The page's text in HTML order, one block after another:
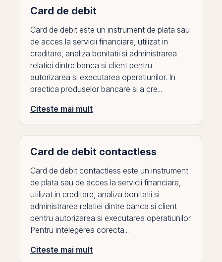
Card de debit
Card de debit este un instrument de plata sau
de acces la servicii financiare, utilizat in
creditare, analiza bonitatii si administrarea
relatiei dintre banca si client pentru
autorizarea si executarea operatiunilor. In
practica produselor bancare si a cre...
Citeste mai mult
Card de debit contactless
Card de debit contactless este un instrument
de plata sau de acces la servicii financiare,
utilizat in creditare, analiza bonitatii si
administrarea relatiei dintre banca si client
pentru autorizarea si executarea operatiunilor.
Pentru intelegerea corecta...
Citeste mai mult